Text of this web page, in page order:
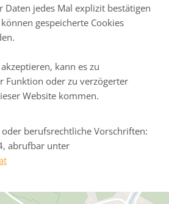
Daten jedes Mal explizit bestätigen
gespeicherte Cookies
kann es zu
Funktion oder zu verzögerter
Website kommen.
berufsrechtliche Vorschriften:
abrufbar unter